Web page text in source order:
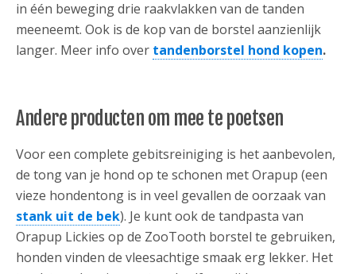
in één beweging drie raakvlakken van de tanden
meeneemt. Ook is de kop van de borstel aanzienlijk
langer. Meer info over tandenborstel hond kopen.
Andere producten om mee te poetsen
Voor een complete gebitsreiniging is het aanbevolen,
de tong van je hond op te schonen met Orapup (een
vieze hondentong is in veel gevallen de oorzaak van
stank uit de bek). Je kunt ook de tandpasta van
Orapup Lickies op de ZooTooth borstel te gebruiken,
honden vinden de vleesachtige smaak erg lekker. Het